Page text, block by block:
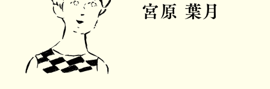
宮原 葉月